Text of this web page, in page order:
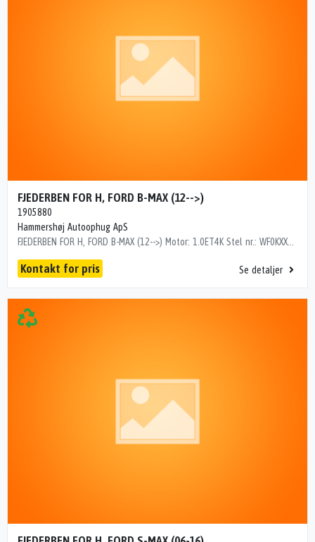
FJEDERBEN FOR H, FORD B-MAX (12-->)
1905880
Hammershøj Autoophug ApS
Kontakt for pris Se detaljer